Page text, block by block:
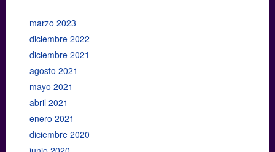
marzo 2023
diciembre 2022
diciembre 2021
agosto 2021
mayo 2021
abril 2021
enero 2021
diciembre 2020